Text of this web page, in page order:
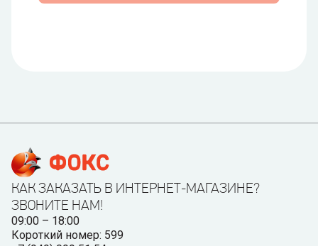
КАК ЗАКАЗАТЬ В ИНТЕРНЕТ-МАГАЗИНЕ?
ЗВОНИТЕ НАМ!
09:00 – 18:00
Короткий номер: 599